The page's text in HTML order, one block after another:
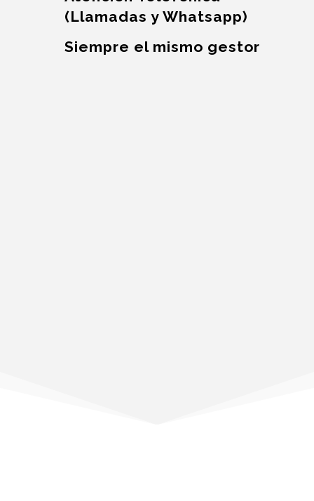
(Llamadas y Whatsapp)
Siempre el mismo gestor